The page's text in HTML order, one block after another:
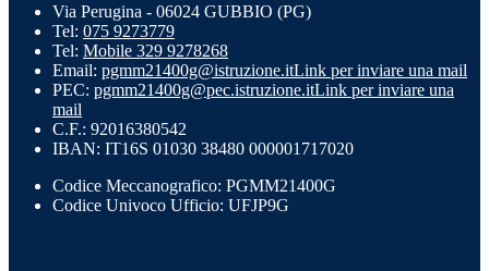
Via Perugina - 06024 GUBBIO (PG)
Tel: 075 9273779
Tel: Mobile 329 9278268
Email: pgmm21400g@istruzione.itLink per inviare una mail
PEC: pgmm21400g@pec.istruzione.itLink per inviare una
mail
C.F.: 92016380542
IBAN: IT16S 01030 38480 000001717020
Codice Meccanografico: PGMM21400G
Codice Univoco Ufficio: UFJP9G